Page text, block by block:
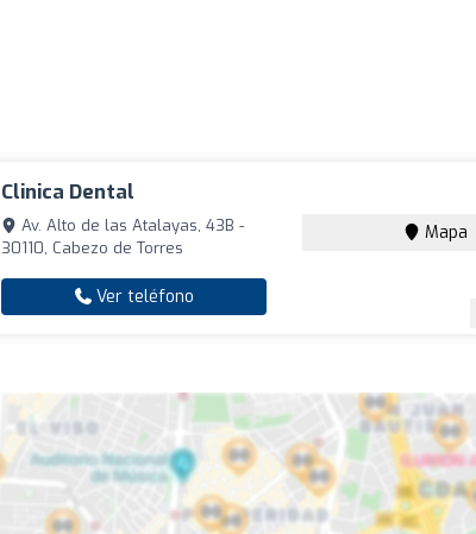
Clinica Dental
Av. Alto de las Atalayas, 43B -
30110, Cabezo de Torres
Mapa
Ver teléfono